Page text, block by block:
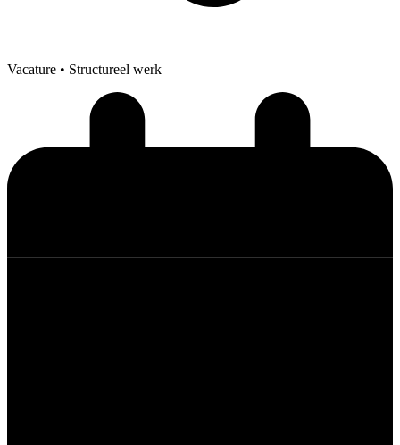
Vacature • Structureel werk